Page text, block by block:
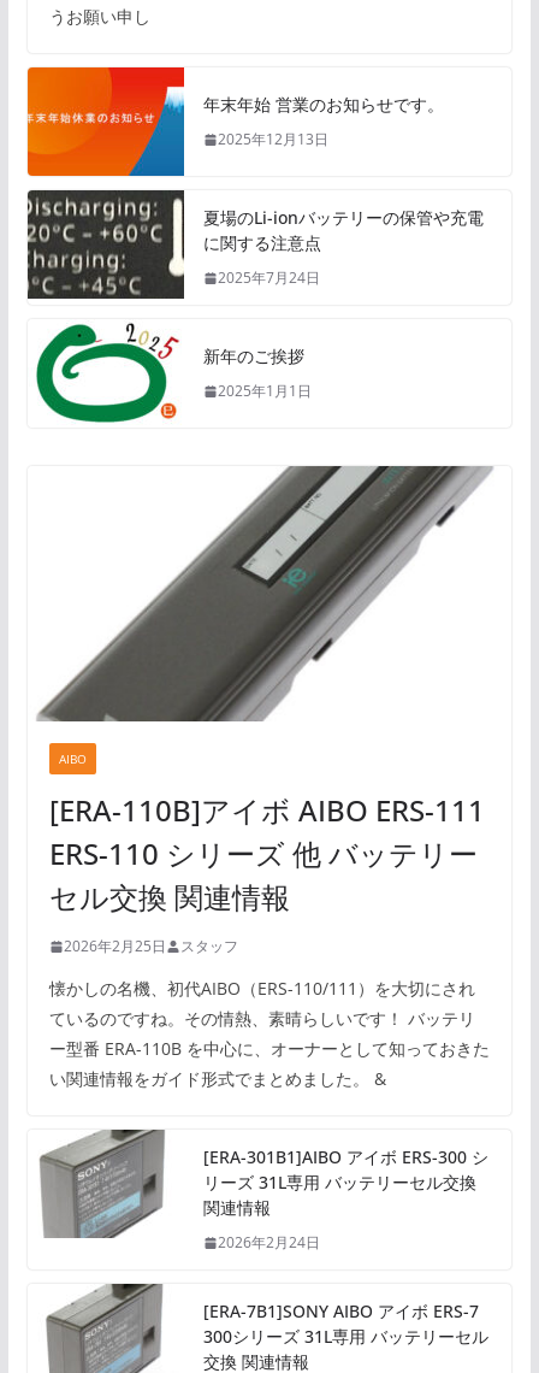
うお願い申し
年末年始 営業のお知らせです。
2025年12月13日
夏場のLi-ionバッテリーの保管や充電
に関する注意点
2025年7月24日
新年のご挨拶
2025年1月1日
AIBO
[ERA-110B]アイボ AIBO ERS-111
ERS-110 シリーズ 他 バッテリー
セル交換 関連情報
2026年2月25日 スタッフ
懐かしの名機、初代AIBO（ERS-110/111）を大切にされ
ているのですね。その情熱、素晴らしいです！ バッテリ
ー型番 ERA-110B を中心に、オーナーとして知っておきた
い関連情報をガイド形式でまとめました。 &
[ERA-301B1]AIBO アイボ ERS-300 シ
リーズ 31L専用 バッテリーセル交換
関連情報
2026年2月24日
[ERA-7B1]SONY AIBO アイボ ERS-7
300シリーズ 31L専用 バッテリーセル
交換 関連情報